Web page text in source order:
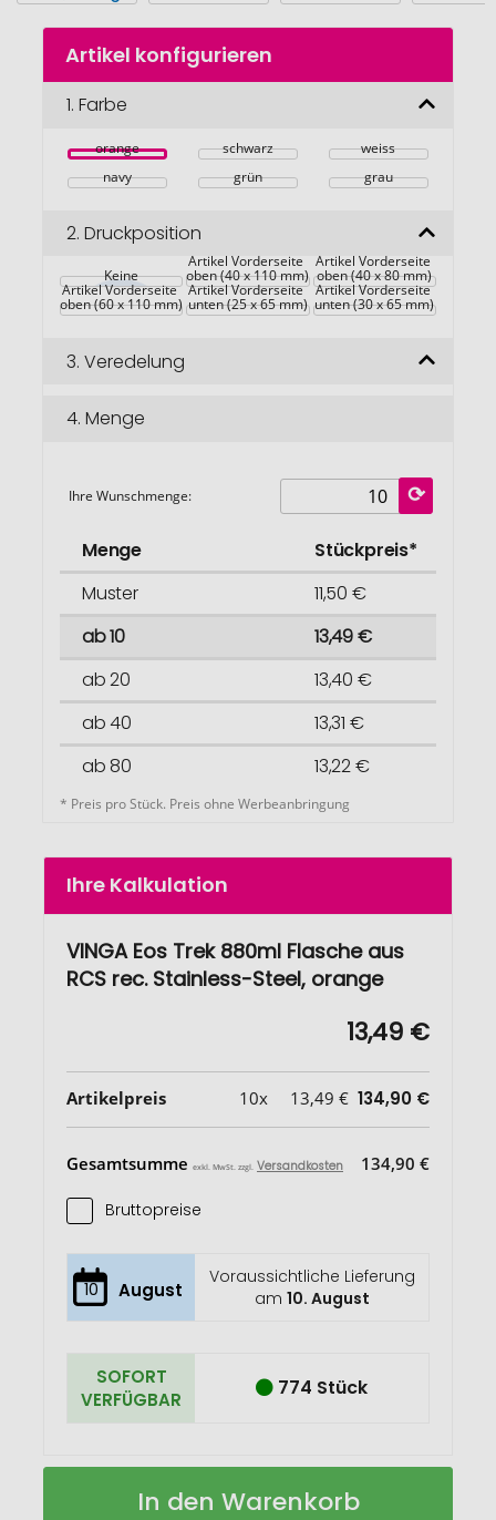
Zum
Anfang
Bildgalerie
Artikel konfigurieren
1. Farbe
orange schwarz
weiss
navy
grün grau
2. Druckposition
Keine
Artikel Vorderseite
oben (40 x 110 mm)
Artikel Vorderseite
oben (40 x 80 mm)
Artikel Vorderseite
oben (60 x 110 mm)
Artikel Vorderseite
unten (25 x 65 mm)
Artikel Vorderseite
unten (30 x 65 mm)
3. Veredelung
4. Menge
Ihre Wunschmenge:
Menge
Stückpreis*
Muster
11,50 €
ab 10
13,49 €
ab 20
13,40 €
ab 40
13,31 €
ab 80
13,22 €
* Preis pro Stück. Preis ohne Werbeanbringung
Ihre Kalkulation
VINGA Eos Trek 880ml Flasche aus
RCS rec. Stainless-Steel, orange
13,49 €
Artikelpreis 10x 13,49 € 134,90 €
Gesamtsumme exkl. MwSt. zzgl. Versandkosten 134,90 €
Bruttopreise
10 August
Voraussichtliche Lieferung
am 10. August
SOFORT
VERFÜGBAR
774 Stück
VINGA
Auf
In den Warenkorb